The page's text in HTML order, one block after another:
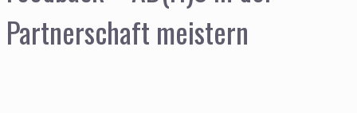
Partnerschaft meistern